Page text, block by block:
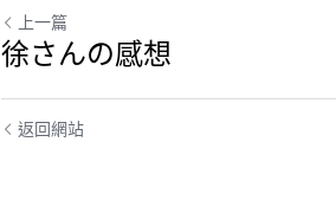
上一篇
徐さんの感想
返回網站